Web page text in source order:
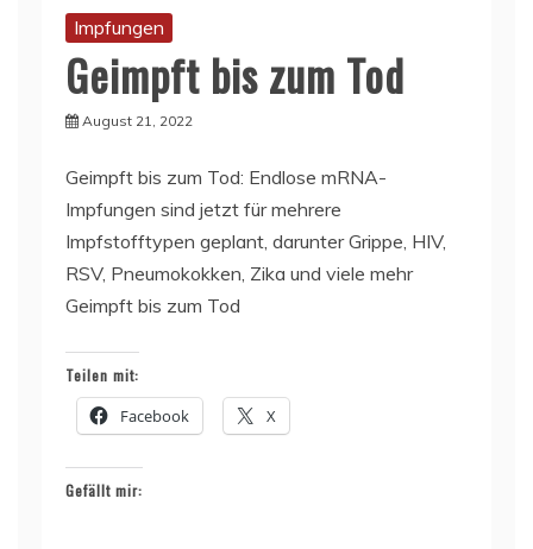
Impfungen
Geimpft bis zum Tod
August 21, 2022
Geimpft bis zum Tod: Endlose mRNA-
Impfungen sind jetzt für mehrere
Impfstofftypen geplant, darunter Grippe, HIV,
RSV, Pneumokokken, Zika und viele mehr
Geimpft bis zum Tod
Teilen mit:
Facebook X
Gefällt mir: